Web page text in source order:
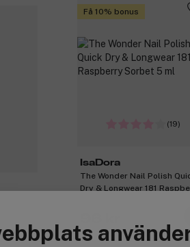
Få 10% bonus
(19)
IsaDora
The Wonder Nail Polish
Dry & Longwear 181